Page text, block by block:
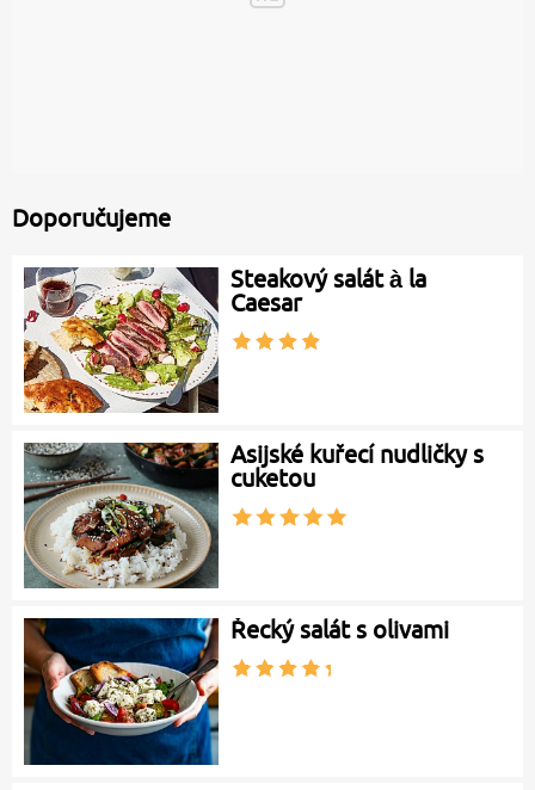
Doporučujeme
Steakový salát à la
Caesar
Asijské kuřecí nudličky s
cuketou
Řecký salát s olivami